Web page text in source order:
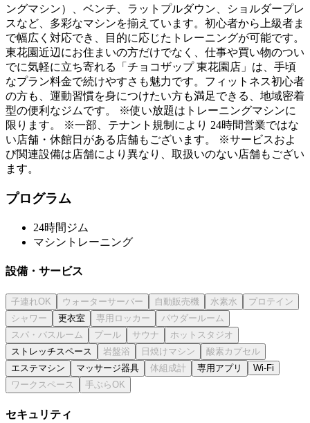
ングマシン）、ベンチ、ラットプルダウン、ショルダープレ
スなど、多彩なマシンを揃えています。初心者から上級者ま
で幅広く対応でき、目的に応じたトレーニングが可能です。
東花園近辺にお住まいの方だけでなく、仕事や買い物のつい
でに気軽に立ち寄れる「チョコザップ 東花園店」は、手頃
なプラン料金で続けやすさも魅力です。フィットネス初心者
の方も、運動習慣を身につけたい方も満足できる、地域密着
型の便利なジムです。 ※使い放題はトレーニングマシンに
限ります。 ※一部、テナント規制により 24時間営業ではな
い店舗・休館日がある店舗もございます。 ※サービスおよ
び関連設備は店舗により異なり、取扱いのない店舗もござい
ます。
プログラム
24時間ジム
マシントレーニング
設備・サービス
更衣室
ストレッチスペース
エステマシン
マッサージ器具 専用アプリ Wi-Fi
セキュリティ